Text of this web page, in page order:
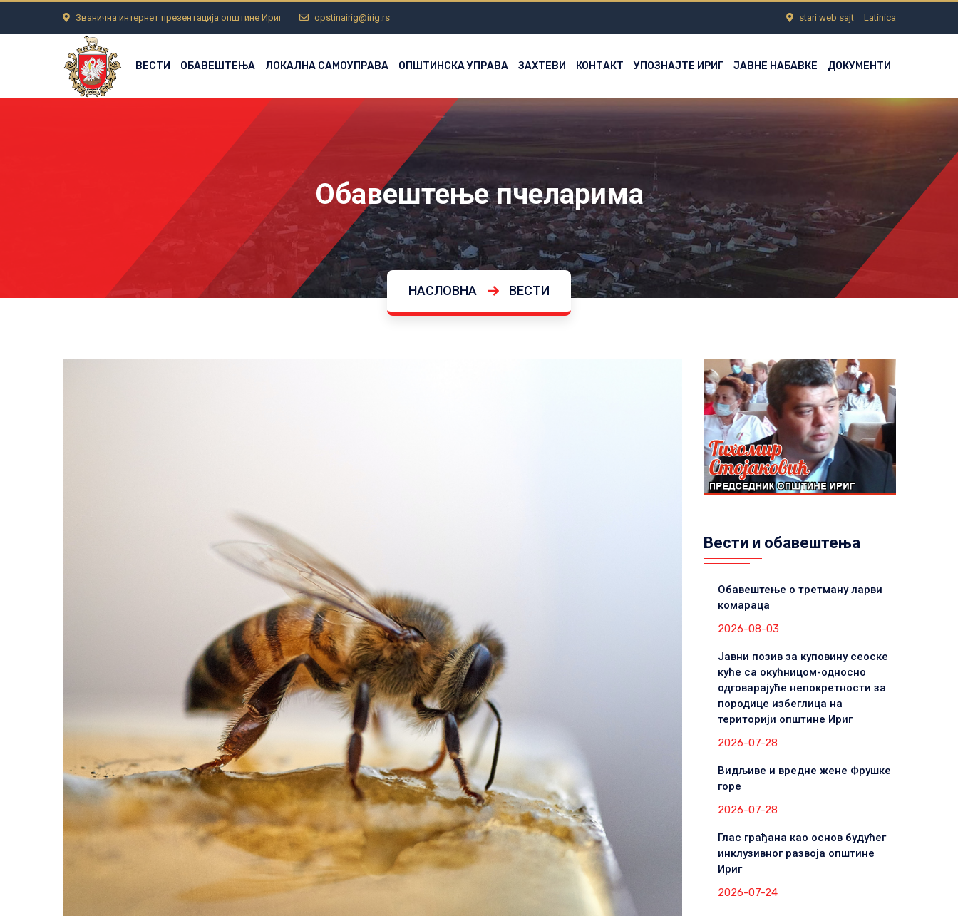
Званична интернет презентација општине Ириг opstinairig@irig.rs stari web sajt Latinica
ВЕСТИ ОБАВЕШТЕЊА ЛОКАЛНА САМОУПРАВА ОПШТИНСКА УПРАВА ЗАХТЕВИ КОНТАКТ УПОЗНАЈТЕ ИРИГ ЈАВНЕ НАБАВКЕ ДОКУМЕНТИ
Обавештење пчеларима
НАСЛОВНА ВЕСТИ
Вести и обавештења
Обавештење о третману ларви
комараца
2026-08-03
Јавни позив за куповину сеоске
куће са окућницом-односно
одговарајуће непокретности за
породице избеглица на
територији општине Ириг
2026-07-28
Видљиве и вредне жене Фрушке
горе
2026-07-28
Глас грађана као основ будућег
инклузивног развоја општине
Ириг
2026-07-24